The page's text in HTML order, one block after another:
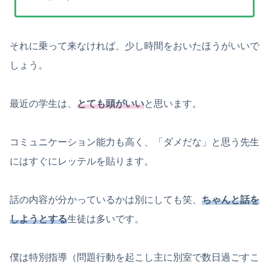
それに乗って来なければ、少し時間をおいたほうがいいで
しょう。
最近の学生は、 とても頭がいいと思います。
コミュニケーション能力も高く、「ダメだな」と思う先生
にはすぐにレッテルを貼ります。
話の内容が分かっているかは別にしても笑、 ちゃんと話を
しようとする生徒は多いです。
僕は特別指導（問題行動を起こし主に別室で数日過ごすこ